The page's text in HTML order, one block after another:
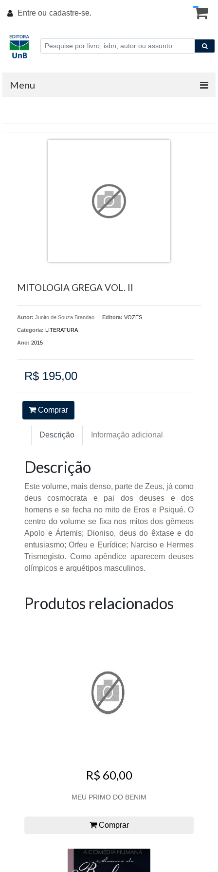
Entre ou cadastre-se.
Menu
MITOLOGIA GREGA VOL. II
Autor: Junito de Souza Brandao | Editora: VOZES
Categoria: LITERATURA
Ano: 2015
R$ 195,00
Comprar
Descrição Informação adicional
Descrição
Este volume, mais denso, parte de Zeus, já como
deus cosmocrata e pai dos deuses e dos
homens e se fecha no mito de Eros e Psiqué. O
centro do volume se fixa nos mitos dos gêmeos
Apolo e Ártemis; Dioniso, deus do êxtase e do
entusiasmo; Orfeu e Eurídice; Narciso e Hermes
Trismegisto. Como apêndice aparecem deuses
olímpicos e arquétipos masculinos.
Produtos relacionados
R$ 60,00
MEU PRIMO DO BENIM
Comprar